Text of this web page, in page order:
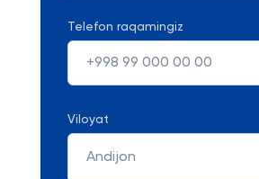
Telefon raqamingiz
Viloyat
Andijon